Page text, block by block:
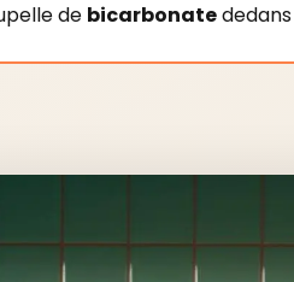
de bicarbonate